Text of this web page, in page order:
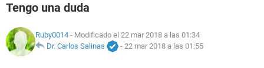
FAMILIA
NUTRICIÓN
Tengo una duda
Ruby0014 - Modificado el 22 mar 2018 a las 01:34
Dr. Carlos Salinas
- 22 mar 2018 a las 01:55